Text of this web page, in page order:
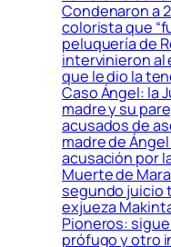
Condenaron a
colorista que
peluquería de
intervinieron al
que le dio la
Caso Ángel: la
madre y su
acusados de
madre de
acusación por
Muerte de
segundo juicio
exjueza
Pioneros:
prófugo y otro